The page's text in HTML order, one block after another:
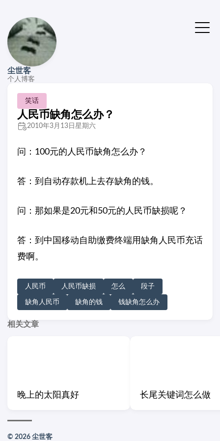
尘世客
个人博客
笑话
人民币缺角怎么办？
2010年3月13日星期六
问：100元的人民币缺角怎么办？
答：到自动存款机上去存缺角的钱。
问：那如果是20元和50元的人民币缺损呢？
答：到中国移动自助缴费终端用缺角人民币充话
费啊。
人民币 人民币缺损 怎么 段子
缺角人民币 缺角的钱 钱缺角怎么办
相关文章
晚上的太阳真好 长尾关键词怎么做
© 2026 尘世客